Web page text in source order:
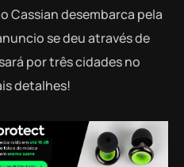
Cassian desembarca pela
se deu através de
por três cidades no
detalhes!